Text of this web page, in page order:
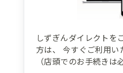
しずぎんダイレクトを
方は、 今すぐご利用い
（店頭でのお手続きは